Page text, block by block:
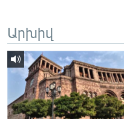
English
Русский
ՀԵՏԵՎԵՔ ՄԵԶ
Արխիվ